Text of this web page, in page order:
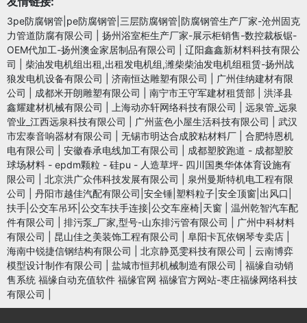
3pe防腐钢管|pe防腐钢管|三层防腐钢管|防腐钢管生产厂家-沧州固克
力管道防腐有限公司
扬州浴室柜生产厂家-展示柜销售-数控裁板锯-
OEM代加工-扬州澳金家居制品有限公司
辽阳鑫鑫新材料科技有限公
司
柴油发电机组出租,出租发电机组,潍柴柴油发电机组租赁-扬州战
狼发电机设备有限公司
济南恒达雕塑有限公司
广州佳纳建材有限
公司
成都米开朗雕塑有限公司 南宁市王守军建材租赁部
洪泽县
鑫耀建材机械有限公司
上海动亦轩网络科技有限公司
远泉管_远泉
管业_江西远泉科技有限公司
广州蓝色小屋生活科技有限公司
武汉
市宏泰音响器材有限公司
无锡市明达合成胶粘材料厂
合肥特恩机
电有限公司
安徽春承电线加工有限公司
成都塑胶跑道 - 成都塑胶
球场材料 - epdm颗粒 - 硅pu - 人造草坪- 四川国奥华体体育设施有
限公司
北京洪广众伟科技发展有限公司
泉州曼斯特机电工程有限
公司
丹阳市越佳汽配有限公司|安全锤|塑料粒子|安全顶窗|出风口|
扶手|公交车吊环|公交车扶手连接|公交车座椅|天窗
温州乾智汽车配
件有限公司
排污泵_厂家,型号-山东排污管有限公司
广州中科材料
有限公司
昆山佳之美装饰工程有限公司 阜阳卡瓦依钢琴专卖店
海南中锐捷信钢结构有限公司
北京静觅雯科技有限公司
云南博弈
模型设计制作有限公司
盐城市恒邦机械制造有限公司
福缘自动销
售系统 福缘自动充值软件 福缘官网 福缘官方网站-枣庄福缘网络科技
有限公司